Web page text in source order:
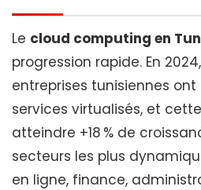
Le cloud computing en
progression rapide. En
entreprises tunisiennes
services virtualisés, et
atteindre +18 % de
secteurs les plus
en ligne, finance,